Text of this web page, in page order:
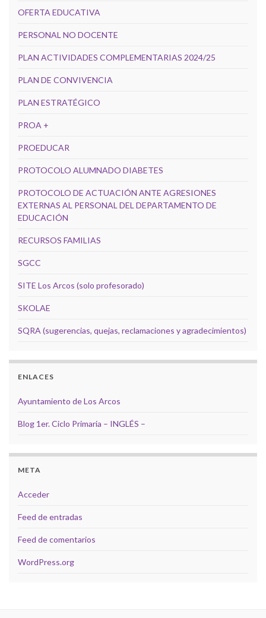
OFERTA EDUCATIVA
PERSONAL NO DOCENTE
PLAN ACTIVIDADES COMPLEMENTARIAS 2024/25
PLAN DE CONVIVENCIA
PLAN ESTRATÉGICO
PROA +
PROEDUCAR
PROTOCOLO ALUMNADO DIABETES
PROTOCOLO DE ACTUACIÓN ANTE AGRESIONES
EXTERNAS AL PERSONAL DEL DEPARTAMENTO DE
EDUCACIÓN
RECURSOS FAMILIAS
SGCC
SITE Los Arcos (solo profesorado)
SKOLAE
SQRA (sugerencias, quejas, reclamaciones y agradecimientos)
ENLACES
Ayuntamiento de Los Arcos
Blog 1er. Ciclo Primaria – INGLÉS –
META
Acceder
Feed de entradas
Feed de comentarios
WordPress.org